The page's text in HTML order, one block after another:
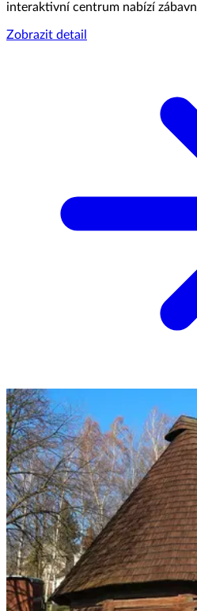
interaktivní centrum nabízí
Zobrazit detail